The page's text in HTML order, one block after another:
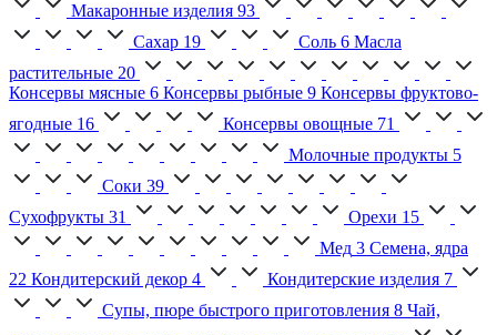
Макаронные изделия 93
Сахар 19 Соль 6 Масла
растительные 20
Консервы мясные 6 Консервы рыбные 9 Консервы фруктово-
ягодные 16 Консервы овощные 71
Молочные продукты 5
Соки 39
Сухофрукты 31 Орехи 15
Мед 3 Семена, ядра
22 Кондитерский декор 4 Кондитерские изделия 7
Супы, пюре быстрого приготовления 8 Чай,